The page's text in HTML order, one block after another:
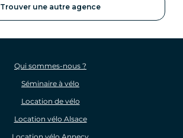
Trouver une autre agence
Qui sommes-nous ?
Séminaire à vélo
Location de vélo
Location vélo Alsace